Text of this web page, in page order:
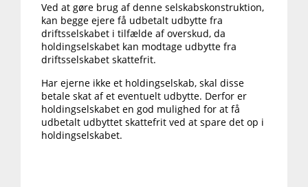
Ved at gøre brug af denne selskabskonstruktion,
kan begge ejere få udbetalt udbytte fra
driftsselskabet i tilfælde af overskud, da
holdingselskabet kan modtage udbytte fra
driftsselskabet skattefrit.
Har ejerne ikke et holdingselskab, skal disse
betale skat af et eventuelt udbytte. Derfor er
holdingselskabet en god mulighed for at få
udbetalt udbyttet skattefrit ved at spare det op i
holdingselskabet.